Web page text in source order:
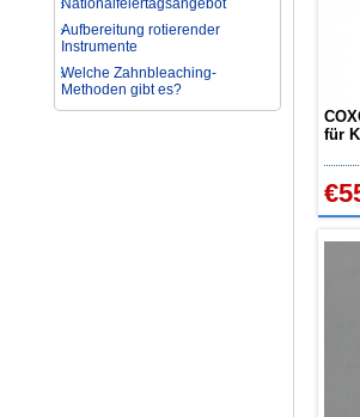
Aufbereitung rotierender
Instrumente
Welche Zahnbleaching-
Methoden gibt es?
Was ist bei der Aufbereitung von
Hand- und Winkelstücken zu
für